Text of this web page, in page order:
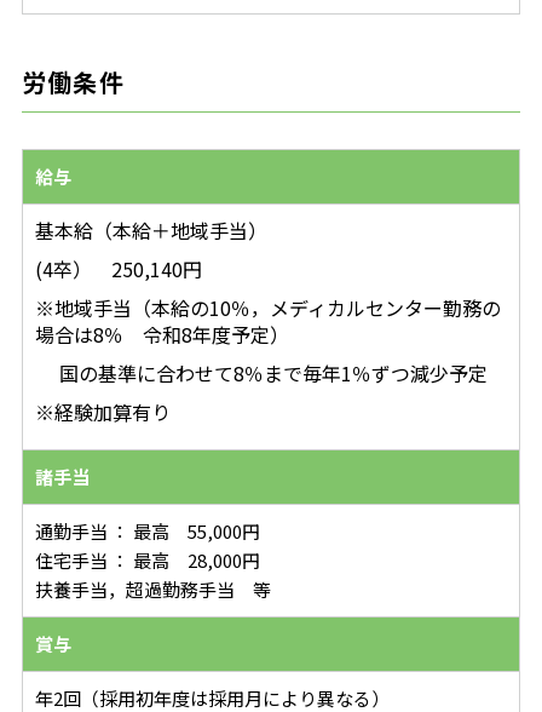
労働条件
給与
基本給（本給＋地域手当）
(4卒） 250,140円
※地域手当（本給の10％，メディカルセンター勤務の
場合は8％ 令和8年度予定）
国の基準に合わせて8％まで毎年1％ずつ減少予定
※経験加算有り
諸手当
通勤手当 ： 最高 55,000円
住宅手当 ： 最高 28,000円
扶養手当，超過勤務手当 等
賞与
年2回（採用初年度は採用月により異なる）